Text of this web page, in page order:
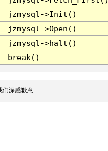
jzmysql->Init()
jzmysql->Open()
jzmysql->halt()
break()
们深感歉意.